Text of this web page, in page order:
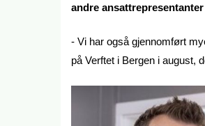
andre
- Vi har også gjennomført
på Verftet i Bergen i august,